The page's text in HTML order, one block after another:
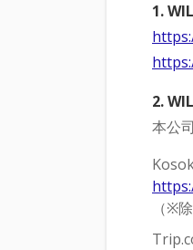
1.
2.
本公
（※